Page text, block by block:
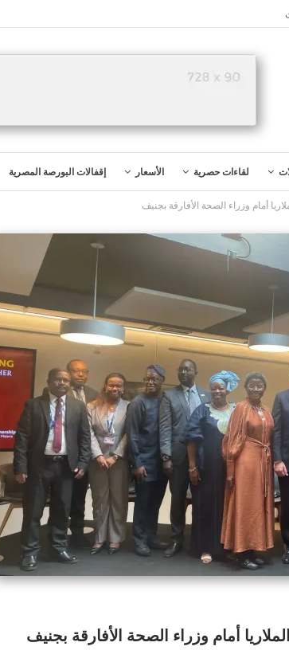
لقاءات حصرية الأسعار إقفالات البورصة المصرية
أمام وزراء الصحة الأفارقة بجنيف
أمام وزراء الصحة الأفارقة بجنيف